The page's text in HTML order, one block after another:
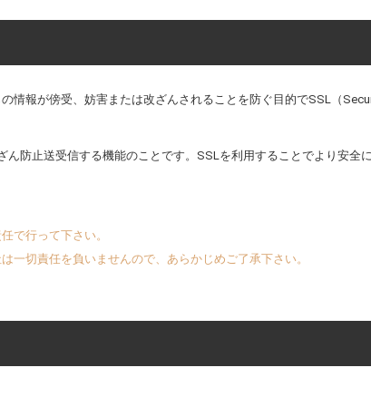
情報が傍受、妨害または改ざんされることを防ぐ目的でSSL（
防止送受信する機能のことです。SSLを利用することでより安全
で行って下さい。
一切責任を負いませんので、あらかじめご了承下さい。